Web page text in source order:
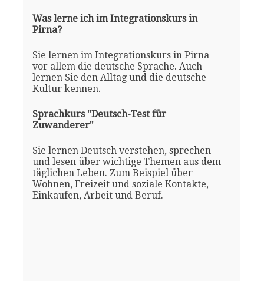
Was lerne ich im Integrationskurs in
Pirna?
Sie lernen im Integrationskurs in Pirna
vor allem die deutsche Sprache. Auch
lernen Sie den Alltag und die deutsche
Kultur kennen.
Sprachkurs "Deutsch-Test für
Zuwanderer"
Sie lernen Deutsch verstehen, sprechen
und lesen über wichtige Themen aus dem
täglichen Leben. Zum Beispiel über
Wohnen, Freizeit und soziale Kontakte,
Einkaufen, Arbeit und Beruf.